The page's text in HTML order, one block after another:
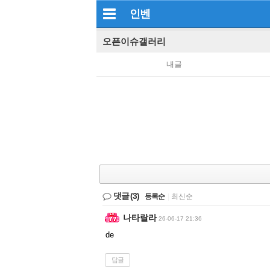
인벤
오픈이슈갤러리
내글
댓글(3) 등록순 최신순
나타랄라 26-06-17 21:36
de
답글